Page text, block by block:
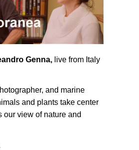
Genna, live from Italy
and marine
and plants take center
our view of nature and